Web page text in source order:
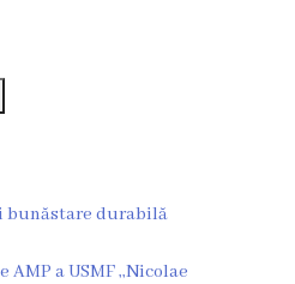
bunăstare durabilă
a USMF ,,Nicolae